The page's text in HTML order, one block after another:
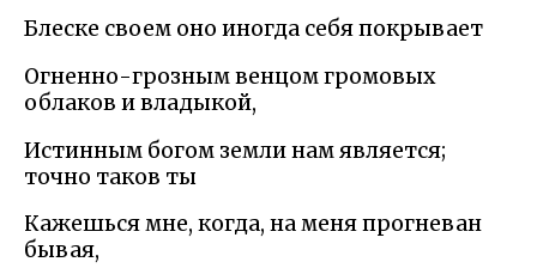
Блеске своем оно иногда себя покрывает
Огненно-грозным венцом громовых
облаков и владыкой,
Истинным богом земли нам является;
точно таков ты
Кажешься мне, когда, на меня прогневан
бывая,